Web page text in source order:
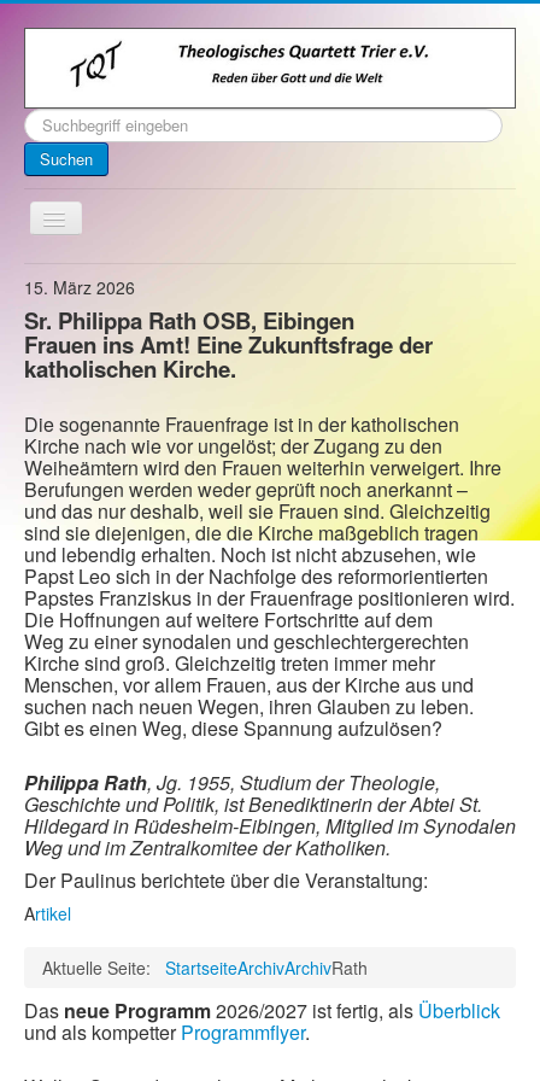
Suchen
...
Suchen
Toggle
Navigation
Startseite
Über uns
Kontakt
Archiv
Impressum
15. März 2026
Sr. Philippa Rath OSB, Eibingen
Frauen ins Amt! Eine Zukunftsfrage der
katholischen Kirche.
Die sogenannte Frauenfrage ist in der katholischen
Kirche nach wie vor ungelöst; der Zugang zu den
Weiheämtern wird den Frauen weiterhin verweigert. Ihre
Berufungen werden weder geprüft noch anerkannt –
und das nur deshalb, weil sie Frauen sind. Gleichzeitig
sind sie diejenigen, die die Kirche maßgeblich tragen
und lebendig erhalten. Noch ist nicht abzusehen, wie
Papst Leo sich in der Nachfolge des reformorientierten
Papstes Franziskus in der Frauenfrage positionieren wird.
Die Hoffnungen auf weitere Fortschritte auf dem
Weg zu einer synodalen und geschlechtergerechten
Kirche sind groß. Gleichzeitig treten immer mehr
Menschen, vor allem Frauen, aus der Kirche aus und
suchen nach neuen Wegen, ihren Glauben zu leben.
Gibt es einen Weg, diese Spannung aufzulösen?
Philippa Rath, Jg. 1955, Studium der Theologie,
Geschichte und Politik, ist Benediktinerin der Abtei St.
Hildegard in Rüdesheim-Eibingen, Mitglied im Synodalen
Weg und im Zentralkomitee der Katholiken.
Der Paulinus berichtete über die Veranstaltung:
Artikel
Aktuelle Seite: StartseiteArchivArchivRath
Das neue Programm2026/2027 ist fertig, als Überblick
und als kompetterProgrammflyer.